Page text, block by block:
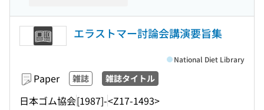
エラストマー討論会講演要旨集
Paper 雑誌 雑誌タイトル
日本ゴム協会[1987]-<Z17-1493>
National Diet Library